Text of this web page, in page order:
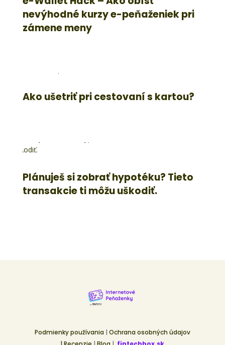
nevýhodné kurzy e-peňaženiek pri
zámene meny
Ako ušetriť pri cestovaní s kartou?
Plánuješ si zobrať hypotéku? Tieto
transakcie ti môžu uškodiť.
Podmienky používania | Ochrana osobných údajov